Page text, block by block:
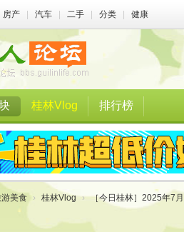
房产 汽车 二手 分类 健康
桂林Vlog 排行榜
美食 › 桂林Vlog › ［今日桂林］2025年7